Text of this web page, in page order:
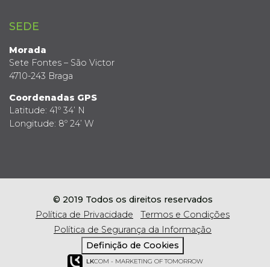
SEDE
Morada
Sete Fontes – São Victor
4710-243 Braga
Coordenadas GPS
Latitude: 41º 34’ N
Longitude: 8º 24’ W
© 2019 Todos os direitos reservados
Política de Privacidade
Termos e Condições
Política de Segurança da Informação
Definição de Cookies
LKCOM - MARKETING OF TOMORROW